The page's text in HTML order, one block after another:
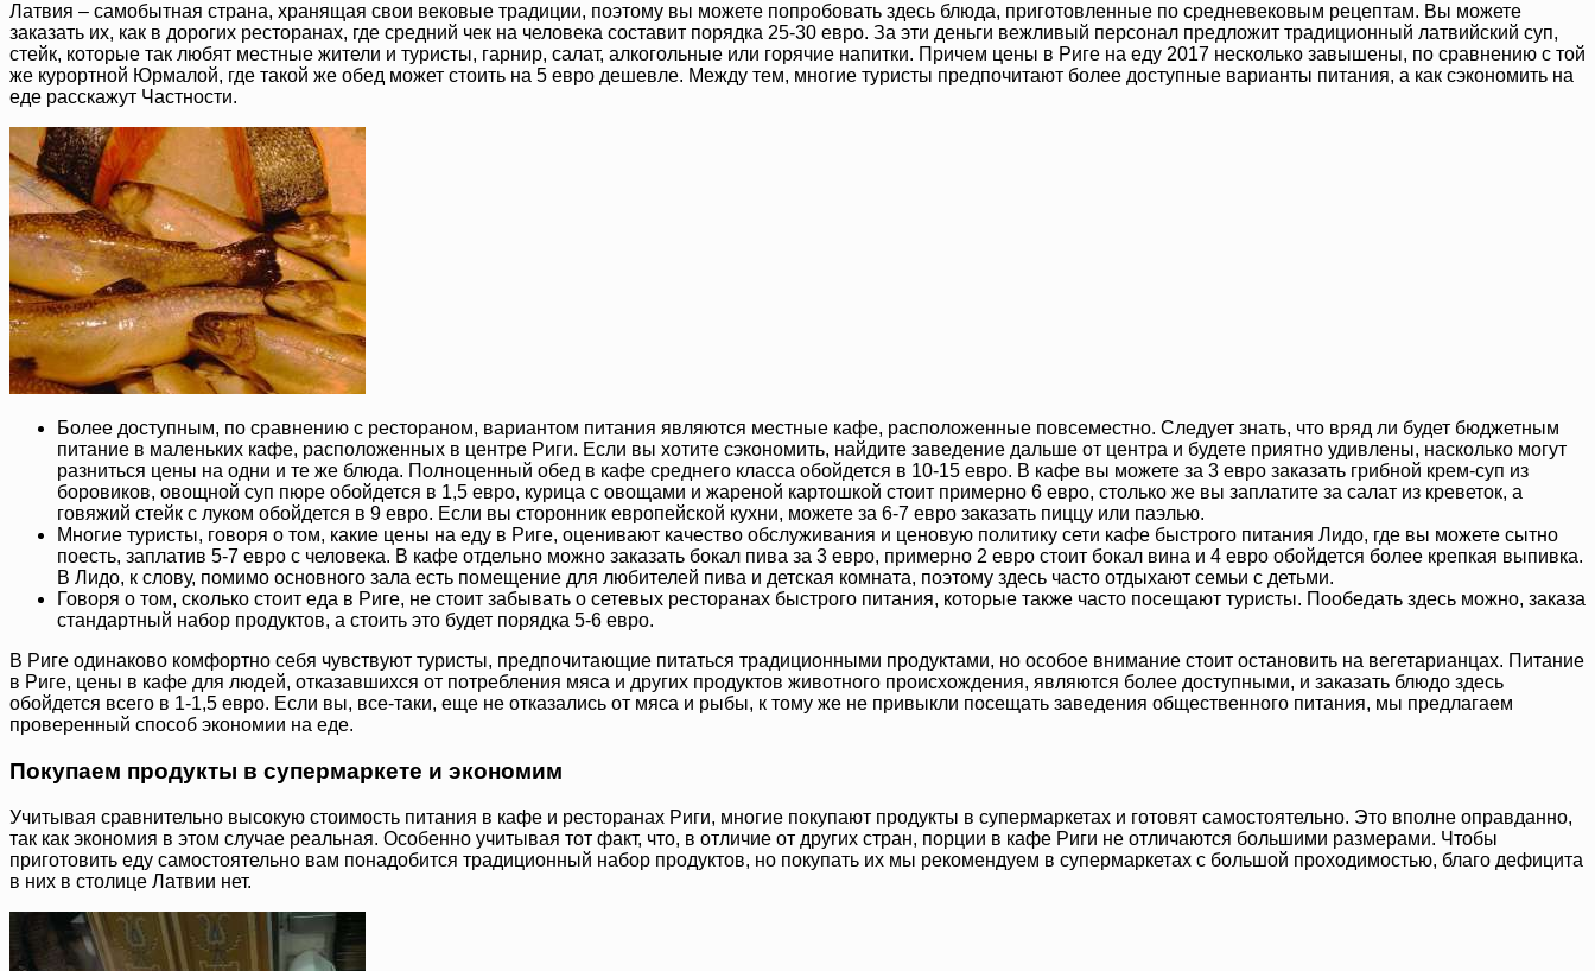
Латвия – самобытная страна, хранящая свои вековые традиции, поэтому вы можете попробовать здесь блюда, приготовленные по средневековым рецептам. Вы можете
заказать их, как в дорогих ресторанах, где средний чек на человека составит порядка 25-30 евро. За эти деньги вежливый персонал предложит традиционный латвийский суп,
стейк, которые так любят местные жители и туристы, гарнир, салат, алкогольные или горячие напитки. Причем цены в Риге на еду 2017 несколько завышены, по сравнению с той
же курортной Юрмалой, где такой же обед может стоить на 5 евро дешевле. Между тем, многие туристы предпочитают более доступные варианты питания, а как сэкономить на
еде расскажут Частности.
Более доступным, по сравнению с рестораном, вариантом питания являются местные кафе, расположенные повсеместно. Следует знать, что вряд ли будет бюджетным
питание в маленьких кафе, расположенных в центре Риги. Если вы хотите сэкономить, найдите заведение дальше от центра и будете приятно удивлены, насколько могут
разниться цены на одни и те же блюда. Полноценный обед в кафе среднего класса обойдется в 10-15 евро. В кафе вы можете за 3 евро заказать грибной крем-суп из
боровиков, овощной суп пюре обойдется в 1,5 евро, курица с овощами и жареной картошкой стоит примерно 6 евро, столько же вы заплатите за салат из креветок, а
говяжий стейк с луком обойдется в 9 евро. Если вы сторонник европейской кухни, можете за 6-7 евро заказать пиццу или паэлью.
Многие туристы, говоря о том, какие цены на еду в Риге, оценивают качество обслуживания и ценовую политику сети кафе быстрого питания Лидо, где вы можете сытно
поесть, заплатив 5-7 евро с человека. В кафе отдельно можно заказать бокал пива за 3 евро, примерно 2 евро стоит бокал вина и 4 евро обойдется более крепкая выпивка.
В Лидо, к слову, помимо основного зала есть помещение для любителей пива и детская комната, поэтому здесь часто отдыхают семьи с детьми.
Говоря о том, сколько стоит еда в Риге, не стоит забывать о сетевых ресторанах быстрого питания, которые также часто посещают туристы. Пообедать здесь можно, заказа
стандартный набор продуктов, а стоить это будет порядка 5-6 евро.
В Риге одинаково комфортно себя чувствуют туристы, предпочитающие питаться традиционными продуктами, но особое внимание стоит остановить на вегетарианцах. Питание
в Риге, цены в кафе для людей, отказавшихся от потребления мяса и других продуктов животного происхождения, являются более доступными, и заказать блюдо здесь
обойдется всего в 1-1,5 евро. Если вы, все-таки, еще не отказались от мяса и рыбы, к тому же не привыкли посещать заведения общественного питания, мы предлагаем
проверенный способ экономии на еде.
Покупаем продукты в супермаркете и экономим
Учитывая сравнительно высокую стоимость питания в кафе и ресторанах Риги, многие покупают продукты в супермаркетах и готовят самостоятельно. Это вполне оправданно,
так как экономия в этом случае реальная. Особенно учитывая тот факт, что, в отличие от других стран, порции в кафе Риги не отличаются большими размерами. Чтобы
приготовить еду самостоятельно вам понадобится традиционный набор продуктов, но покупать их мы рекомендуем в супермаркетах с большой проходимостью, благо дефицита
в них в столице Латвии нет.